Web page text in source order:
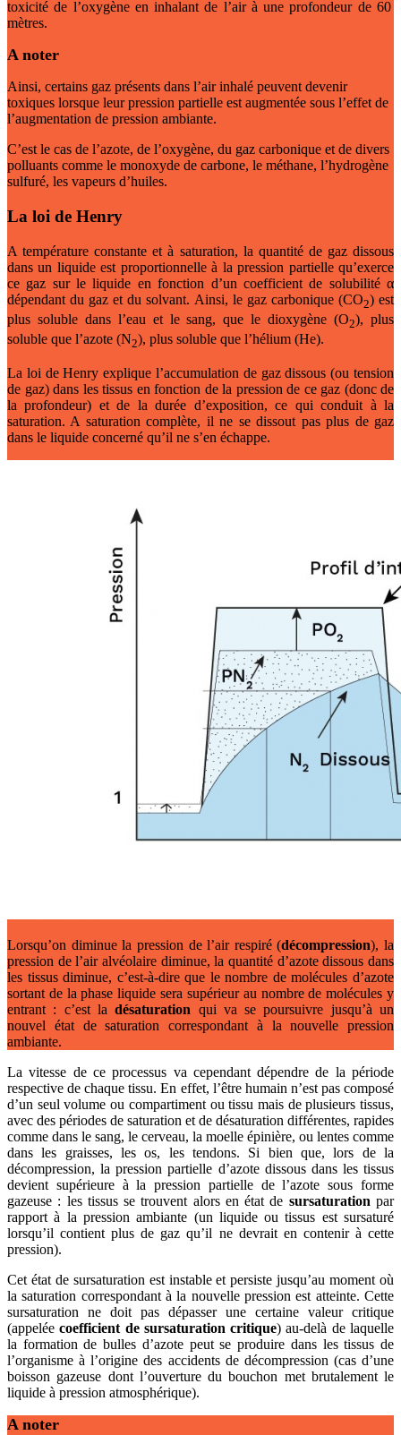
toxicité de l’oxygène en inhalant de l’air à une profondeur de 60
mètres.
A noter
Ainsi, certains gaz présents dans l’air inhalé peuvent devenir
toxiques lorsque leur pression partielle est augmentée sous l’effet de
l’augmentation de pression ambiante.
C’est le cas de l’azote, de l’oxygène, du gaz carbonique et de divers
polluants comme le monoxyde de carbone, le méthane, l’hydrogène
sulfuré, les vapeurs d’huiles.
La loi de Henry
A température constante et à saturation, la quantité de gaz dissous
dans un liquide est proportionnelle à la pression partielle qu’exerce
ce gaz sur le liquide en fonction d’un coefficient de solubilité α
dépendant du gaz et du solvant. Ainsi, le gaz carbonique (CO2) est
plus soluble dans l’eau et le sang, que le dioxygène (O2), plus
soluble que l’azote (N2), plus soluble que l’hélium (He).
La loi de Henry explique l’accumulation de gaz dissous (ou tension
de gaz) dans les tissus en fonction de la pression de ce gaz (donc de
la profondeur) et de la durée d’exposition, ce qui conduit à la
saturation. A saturation complète, il ne se dissout pas plus de gaz
dans le liquide concerné qu’il ne s’en échappe.
Lorsqu’on diminue la pression de l’air respiré (décompression), la
pression de l’air alvéolaire diminue, la quantité d’azote dissous dans
les tissus diminue, c’est-à-dire que le nombre de molécules d’azote
sortant de la phase liquide sera supérieur au nombre de molécules y
entrant : c’est ladésaturation qui va se poursuivre jusqu’à un
nouvel état de saturation correspondant à la nouvelle pression
ambiante.
La vitesse de ce processus va cependant dépendre de la période
respective de chaque tissu. En effet, l’être humain n’est pas composé
d’un seul volume ou compartiment ou tissu mais de plusieurs tissus,
avec des périodes de saturation et de désaturation différentes, rapides
comme dans le sang, le cerveau, la moelle épinière, ou lentes comme
dans les graisses, les os, les tendons. Si bien que, lors de la
décompression, la pression partielle d’azote dissous dans les tissus
devient supérieure à la pression partielle de l’azote sous forme
gazeuse : les tissus se trouvent alors en état de sursaturationpar
rapport à la pression ambiante (un liquide ou tissus est sursaturé
lorsqu’il contient plus de gaz qu’il ne devrait en contenir à cette
pression).
Cet état de sursaturation est instable et persiste jusqu’au moment où
la saturation correspondant à la nouvelle pression est atteinte. Cette
sursaturation ne doit pas dépasser une certaine valeur critique
(appeléecoefficient de sursaturation critique) au-delà de laquelle
la formation de bulles d’azote peut se produire dans les tissus de
l’organisme à l’origine des accidents de décompression (cas d’une
boisson gazeuse dont l’ouverture du bouchon met brutalement le
liquide à pression atmosphérique).
A noter